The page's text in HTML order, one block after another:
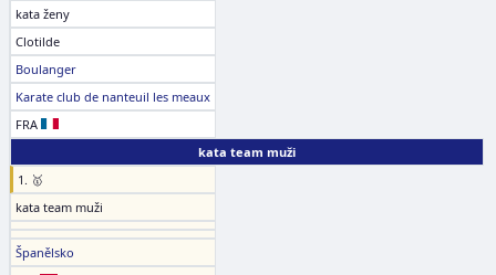
kata ženy
Clotilde
Boulanger
Karate club de nanteuil les meaux
FRA
kata team muži
1. 🥇
kata team muži
Španělsko